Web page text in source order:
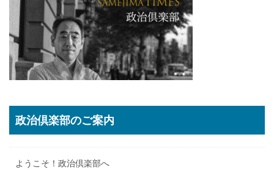
政治倶楽部のご案内
ようこそ！政治倶楽部へ